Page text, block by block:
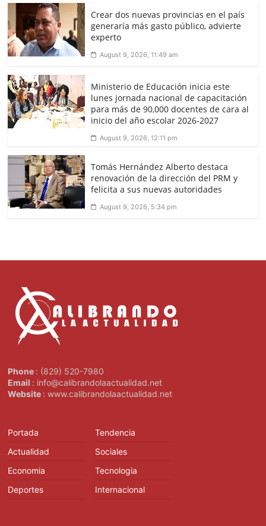
Crear dos nuevas provincias en el país
generaría más gasto público, advierte
experto
August 9, 2026, 11:49 am
Ministerio de Educación inicia este
lunes jornada nacional de capacitación
para más de 90,000 docentes de cara al
inicio del año escolar 2026-2027
August 9, 2026, 12:11 pm
Tomás Hernández Alberto destaca
renovación de la dirección del PRM y
felicita a sus nuevas autoridades
August 9, 2026, 5:34 pm
Phone : (829) 520-7980
Email : info@calibrandolaactualidad.net
Website : www.calibrandolaactualidad.net
Portada
Actualidad
Economia
Deportes
Tendencia
Sociales
Tecnologia
Internacional